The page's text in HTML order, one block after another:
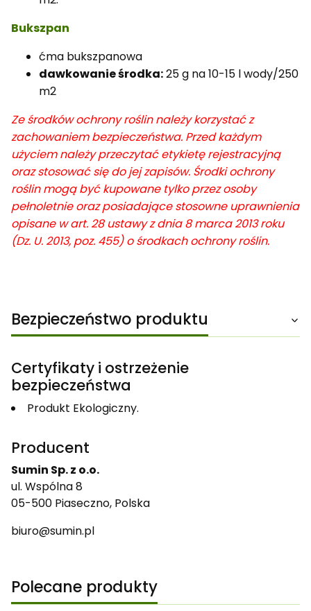
Bukszpan
ćma bukszpanowa
dawkowanie środka:25 g na 10-15 l wody/250
m2
Ze środków ochrony roślin należy korzystać z
zachowaniem bezpieczeństwa. Przed każdym
użyciem należy przeczytać etykietę rejestracyjną
oraz stosować się do jej zapisów. Środki ochrony
roślin mogą być kupowane tylko przez osoby
pełnoletnie oraz posiadające stosowne uprawnienia
opisane w art. 28 ustawy z dnia 8 marca 2013 roku
(Dz. U. 2013, poz. 455) o środkach ochrony roślin.
Bezpieczeństwo produktu
Certyfikaty i ostrzeżenie
bezpieczeństwa
Produkt Ekologiczny.
Producent
Sumin Sp. z o.o.
ul. Wspólna 8
05-500 Piaseczno, Polska
biuro@sumin.pl
Polecane produkty